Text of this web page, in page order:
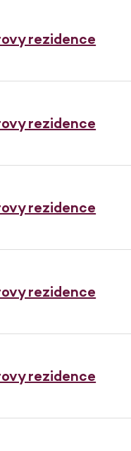
rezidence
rezidence
rezidence
rezidence
rezidence